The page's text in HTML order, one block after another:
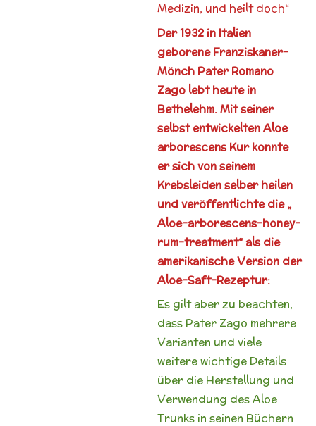
Medizin, und heilt doch“
Der 1932 in Italien
geborene Franziskaner-
Mönch Pater Romano
Zago lebt heute in
Bethelehm. Mit seiner
selbst entwickelten Aloe
arborescens Kur konnte
er sich von seinem
Krebsleiden selber heilen
und veröffentlichte die „
Aloe-arborescens-honey-
rum-treatment“ als die
amerikanische Version der
Aloe-Saft-Rezeptur:
Es gilt aber zu beachten,
dass Pater Zago mehrere
Varianten und viele
weitere wichtige Details
über die Herstellung und
Verwendung des Aloe
Trunks in seinen Büchern